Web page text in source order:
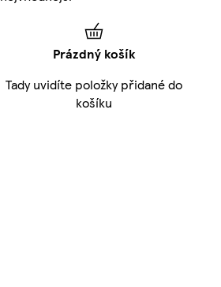
Prázdný košík
Tady uvidíte položky přidané do
košíku